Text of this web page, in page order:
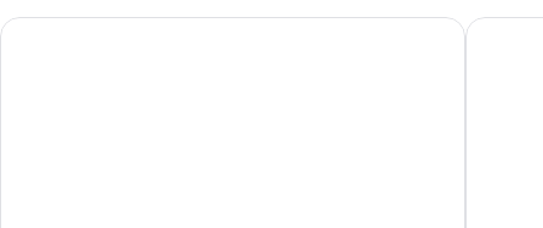
SLAVIERO Guarulhos Aeroporto Hotel